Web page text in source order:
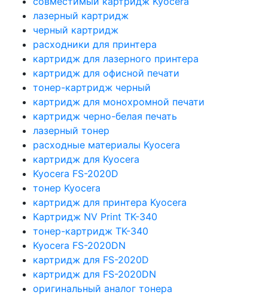
лазерный картридж
черный картридж
расходники для принтера
картридж для лазерного принтера
картридж для офисной печати
тонер-картридж черный
картридж для монохромной печати
картридж черно-белая печать
лазерный тонер
расходные материалы Kyocera
картридж для Kyocera
Kyocera FS-2020D
тонер Kyocera
картридж для принтера Kyocera
Картридж NV Print TK-340
тонер-картридж TK-340
Kyocera FS-2020DN
картридж для FS-2020D
картридж для FS-2020DN
оригинальный аналог тонера